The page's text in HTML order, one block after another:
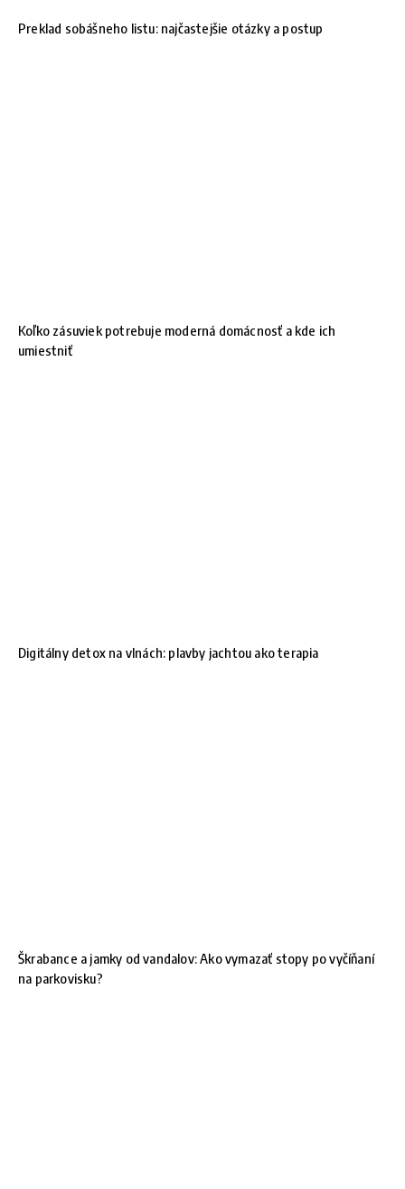
Preklad sobášneho listu: najčastejšie otázky a postup
Koľko zásuviek potrebuje moderná domácnosť a kde ich
umiestniť
Digitálny detox na vlnách: plavby jachtou ako terapia
Škrabance a jamky od vandalov: Ako vymazať stopy po vyčíňaní
na parkovisku?